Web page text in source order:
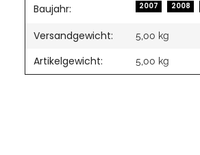
Baujahr: 2007 2008
Versandgewicht: 5,00 kg
Artikelgewicht: 5,00 kg